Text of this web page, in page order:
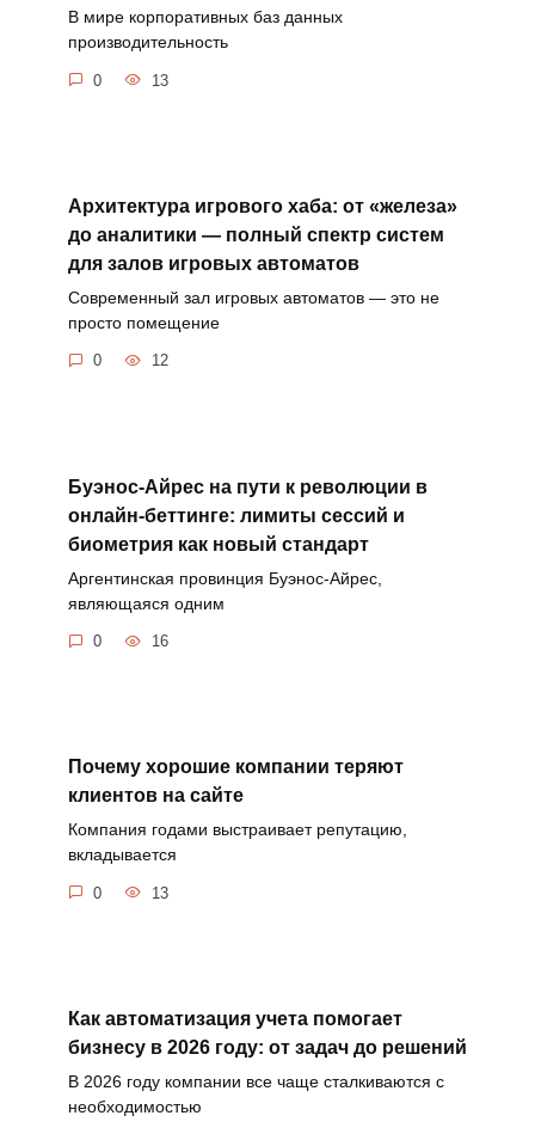
В мире корпоративных баз данных
производительность
0 13
Архитектура игрового хаба: от «железа»
до аналитики — полный спектр систем
для залов игровых автоматов
Современный зал игровых автоматов — это не
просто помещение
0 12
Буэнос-Айрес на пути к революции в
онлайн-беттинге: лимиты сессий и
биометрия как новый стандарт
Аргентинская провинция Буэнос-Айрес,
являющаяся одним
0 16
Почему хорошие компании теряют
клиентов на сайте
Компания годами выстраивает репутацию,
вкладывается
0 13
Как автоматизация учета помогает
бизнесу в 2026 году: от задач до решений
В 2026 году компании все чаще сталкиваются с
необходимостью